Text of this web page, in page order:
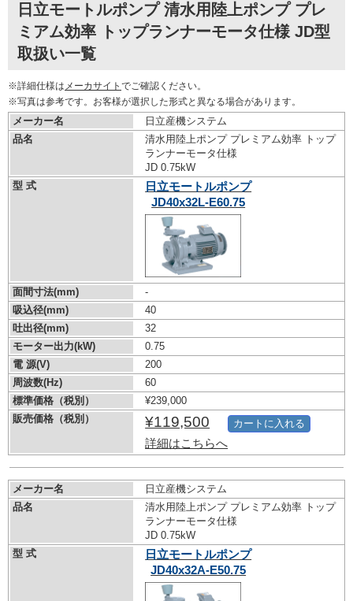
日立モートルポンプ 清水用陸上ポンプ プレ
ミアム効率 トップランナーモータ仕様 JD型
取扱い一覧
※詳細仕様は メーカサイト でご確認ください。
※写真は参考です。お客様が選択した形式と異なる場合があります。
メーカー名
日立産機システム
品名
清水用陸上ポンプ プレミアム効率 トップ
ランナーモータ仕様
JD 0.75kW
型 式
日立モートルポンプ
JD40x32L-E60.75
面間寸法(mm)
-
吸込径(mm)
40
吐出径(mm)
32
モーター出力(kW)
0.75
電 源(V)
200
周波数(Hz)
60
標準価格（税別）
¥239,000
販売価格（税別）
¥119,500
詳細はこちらへ
カートに入れる
メーカー名
日立産機システム
品名
清水用陸上ポンプ プレミアム効率 トップ
ランナーモータ仕様
JD 0.75kW
型 式
日立モートルポンプ
JD40x32A-E50.75